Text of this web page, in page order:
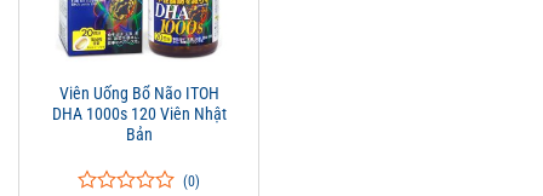
Viên Uống Bổ Não ITOH
DHA 1000s 120 Viên Nhật
Bản
(0)